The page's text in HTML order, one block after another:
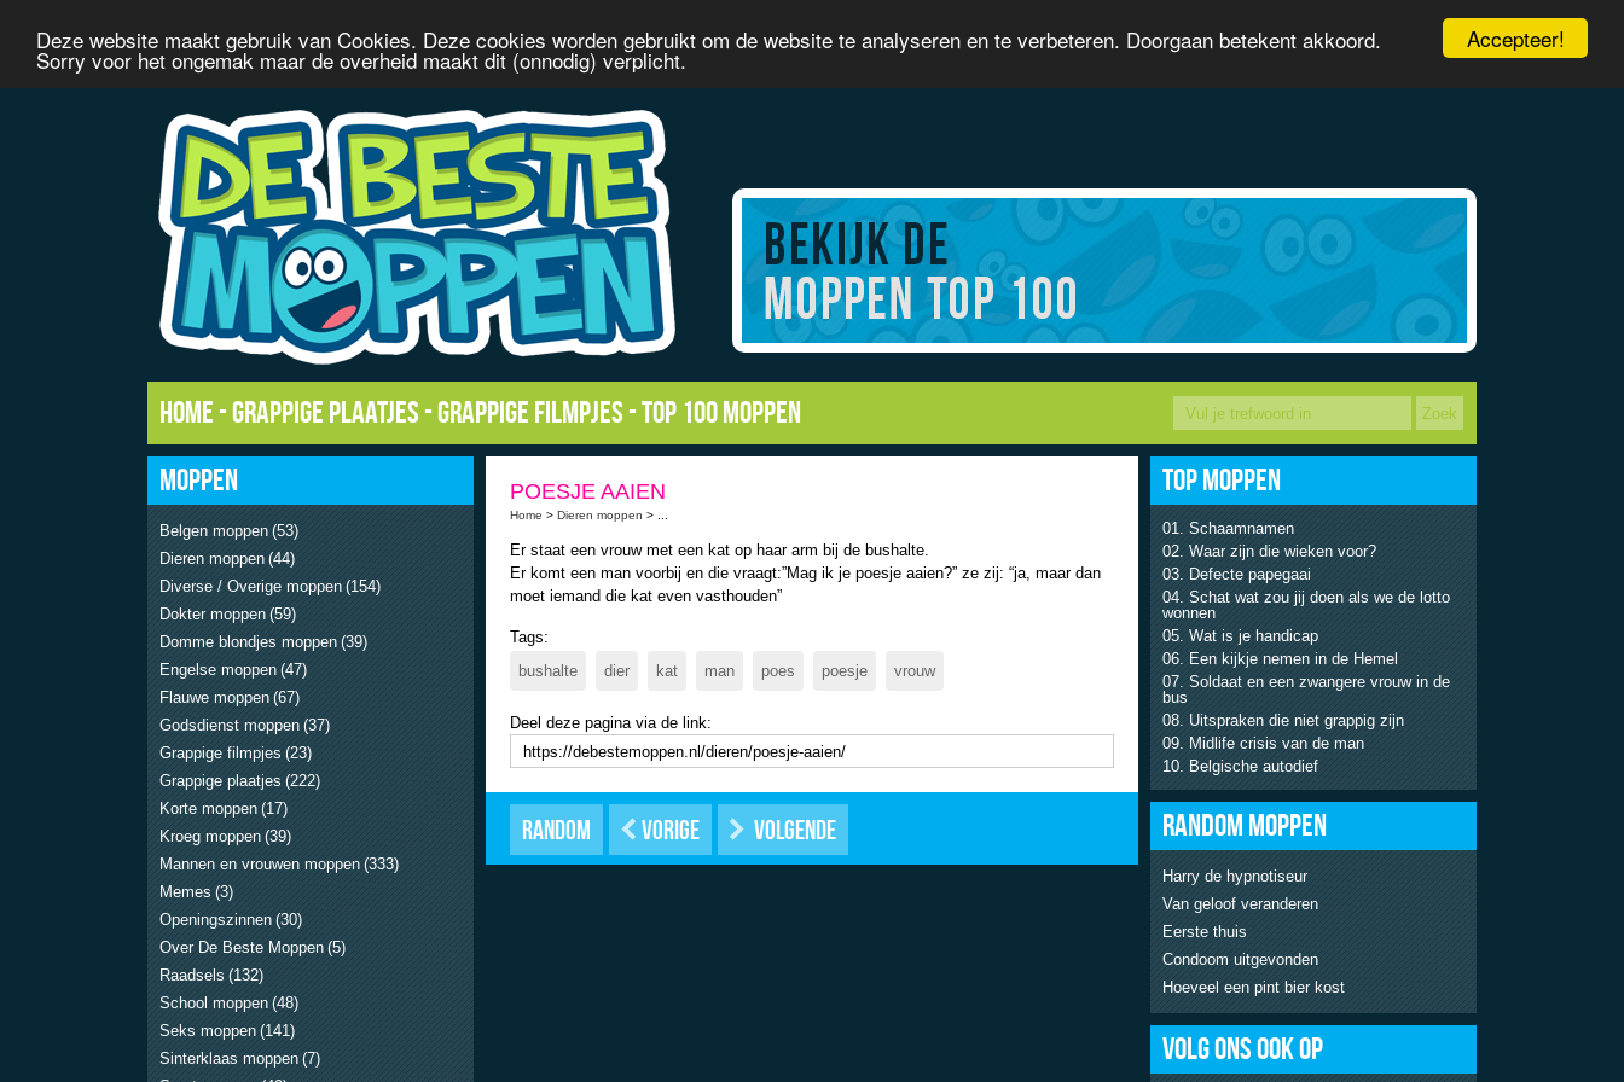
Accepteer!
Deze website maakt gebruik van Cookies. Deze cookies worden gebruikt om de website te analyseren en te verbeteren. Doorgaan betekent akkoord.
Sorry voor het ongemak maar de overheid maakt dit (onnodig) verplicht.
Home -Grappige plaatjes -Grappige filmpjes -Top 100 moppen
MOPPEN
Belgen moppen (53)
Dieren moppen (44)
Diverse / Overige moppen (154)
Dokter moppen (59)
Domme blondjes moppen (39)
Engelse moppen (47)
Flauwe moppen (67)
Godsdienst moppen (37)
Grappige filmpjes (23)
Grappige plaatjes (222)
Korte moppen (17)
Kroeg moppen (39)
Mannen en vrouwen moppen (333)
Memes (3)
Openingszinnen (30)
Over De Beste Moppen (5)
Raadsels (132)
School moppen (48)
Seks moppen (141)
Sinterklaas moppen (7)
POESJE AAIEN
Home > Dieren moppen > ...
Er staat een vrouw met een kat op haar arm bij de bushalte.
Er komt een man voorbij en die vraagt:”Mag ik je poesje aaien?” ze zij: “ja, maar dan
moet iemand die kat even vasthouden”
Tags:
bushalte
dier kat man poes poesje vrouw
Deel deze pagina via de link:
Random Vorige Volgende
TOP MOPPEN
Schaamnamen
Waar zijn die wieken voor?
Defecte papegaai
Schat wat zou jij doen als we de lotto
wonnen
Wat is je handicap
Een kijkje nemen in de Hemel
Soldaat en een zwangere vrouw in de
bus
Uitspraken die niet grappig zijn
Midlife crisis van de man
Belgische autodief
RANDOM MOPPEN
Harry de hypnotiseur
Van geloof veranderen
Eerste thuis
Condoom uitgevonden
Hoeveel een pint bier kost
VOLG ONS OOK OP